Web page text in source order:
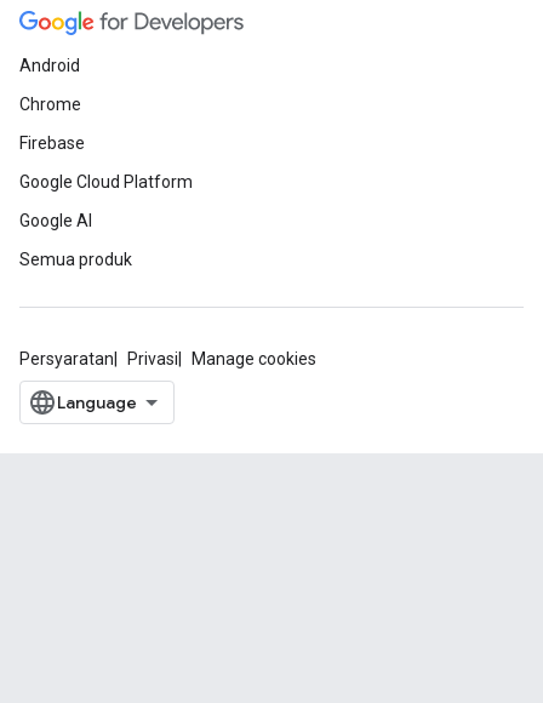
Android
Chrome
Firebase
Google Cloud Platform
Google AI
Semua produk
Persyaratan Privasi Manage cookies